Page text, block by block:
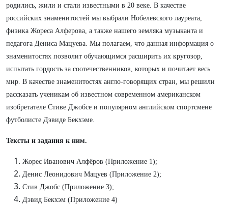
родились, жили и стали известными в 20 веке. В качестве
российских знаменитостей мы выбрали Нобелевского лауреата,
физика Жореса Алферова, а также нашего земляка музыканта и
педагога Дениса Мацуева. Мы полагаем, что данная информация о
знаменитостях позволит обучающимся расширить их кругозор,
испытать гордость за соотечественников, которых и почитает весь
мир. В качестве знаменитостях англо-говорящих стран, мы решили
рассказать ученикам об известном современном американском
изобретателе Стиве Джобсе и популярном английском спортсмене
футболисте Дэвиде Бекхэме.
Тексты и задания к ним.
Жорес Иванович Алфёров (Приложение 1);
Денис Леонидович Мацуев (Приложение 2);
Стив Джобс (Приложение 3);
Дэвид Бекхэм (Приложение 4)